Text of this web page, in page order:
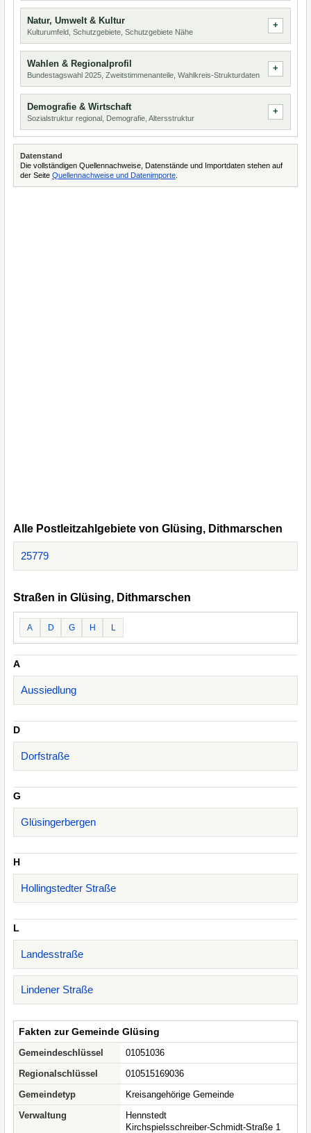
Natur, Umwelt & Kultur
Kulturumfeld, Schutzgebiete, Schutzgebiete Nähe
Wahlen & Regionalprofil
Bundestagswahl 2025, Zweitstimmenanteile, Wahlkreis-Strukturdaten
Demografie & Wirtschaft
Sozialstruktur regional, Demografie, Altersstruktur
Datenstand
Die vollständigen Quellennachweise, Datenstände und Importdaten stehen auf
der Seite Quellennachweise und Datenimporte
Alle Postleitzahlgebiete von Glüsing, Dithmarschen
25779
Straßen in Glüsing, Dithmarschen
A D G H L
A
Aussiedlung
D
Dorfstraße
G
Glüsingerbergen
H
Hollingstedter Straße
L
Landesstraße
Lindener Straße
Fakten zur Gemeinde Glüsing
Gemeindeschlüssel
01051036
Regionalschlüssel
010515169036
Gemeindetyp
Kreisangehörige Gemeinde
Verwaltung
Hennstedt
Kirchspielsschreiber-Schmidt-Straße 1